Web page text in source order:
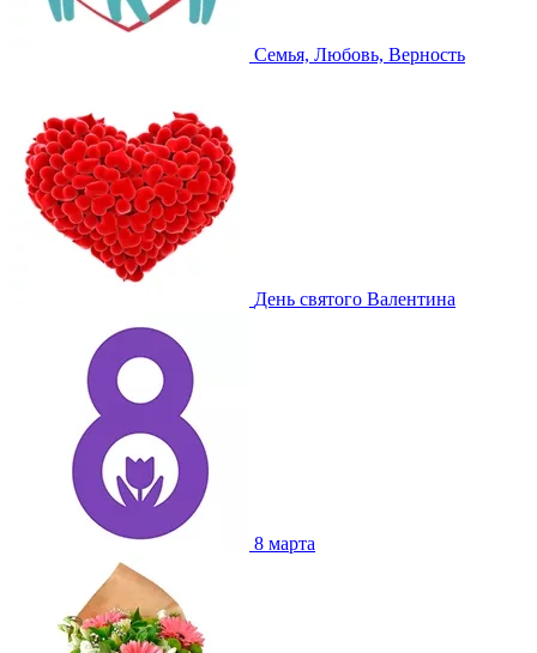
Семья, Любовь, Верность
День святого Валентина
8 марта